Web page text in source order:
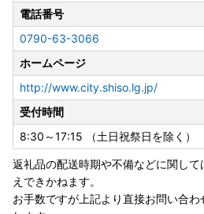
電話番号
0790-63-3066
ホームページ
http://www.city.shiso.lg.jp/
受付時間
8:30～17:15 （土日祝祭日を除く）
返礼品の配送時期や不備などに関し
えできかねます。
お手数ですが上記より直接お問い合